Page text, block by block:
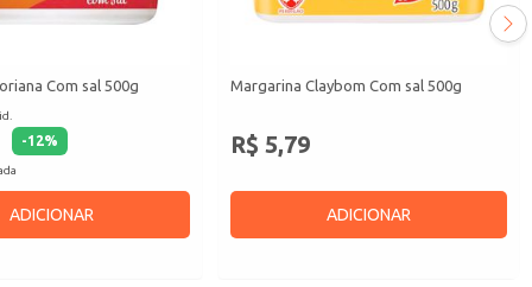
Com sal 500g
-12%
ADICIONAR
Margarina Claybom Com sal 500g
R$ 5,79
ADICIONAR